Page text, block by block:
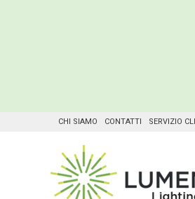
CHI SIAMO CONTATTI SERVIZIO